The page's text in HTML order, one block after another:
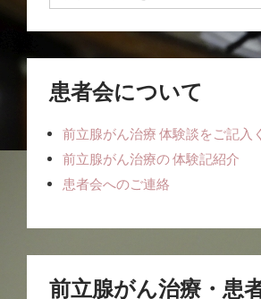
患者会について
前立腺がん治療 体験談をご記入
前立腺がん治療の 体験記紹介
患者会へのご連絡
前立腺がん治療・患